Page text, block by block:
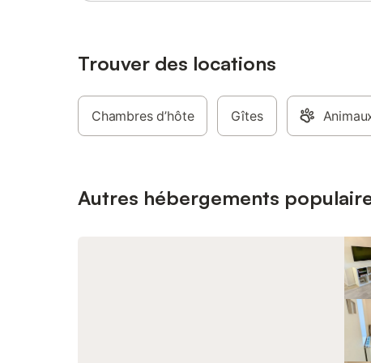
Trouver des locations
Chambres d’hôte Gîtes
Autres hébergements